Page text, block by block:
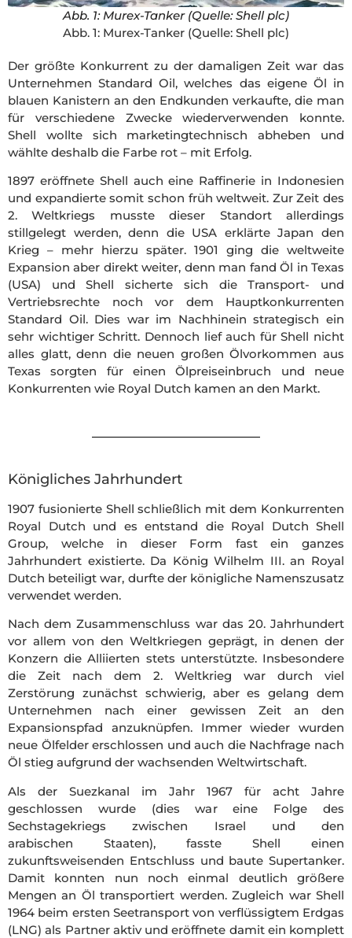
Abb. 1: Murex-Tanker (Quelle: Shell plc)
Abb. 1: Murex-Tanker (Quelle: Shell plc)
Der größte Konkurrent zu der damaligen Zeit war das
Unternehmen Standard Oil, welches das eigene Öl in
blauen Kanistern an den Endkunden verkaufte, die man
für verschiedene Zwecke wiederverwenden konnte.
Shell wollte sich marketingtechnisch abheben und
wählte deshalb die Farbe rot – mit Erfolg.
1897 eröffnete Shell auch eine Raffinerie in Indonesien
und expandierte somit schon früh weltweit. Zur Zeit des
2. Weltkriegs musste dieser Standort allerdings
stillgelegt werden, denn die USA erklärte Japan den
Krieg – mehr hierzu später. 1901 ging die weltweite
Expansion aber direkt weiter, denn man fand Öl in Texas
(USA) und Shell sicherte sich die Transport- und
Vertriebsrechte noch vor dem Hauptkonkurrenten
Standard Oil. Dies war im Nachhinein strategisch ein
sehr wichtiger Schritt. Dennoch lief auch für Shell nicht
alles glatt, denn die neuen großen Ölvorkommen aus
Texas sorgten für einen Ölpreiseinbruch und neue
Konkurrenten wie Royal Dutch kamen an den Markt.
Königliches Jahrhundert
1907 fusionierte Shell schließlich mit dem Konkurrenten
Royal Dutch und es entstand die Royal Dutch Shell
Group, welche in dieser Form fast ein ganzes
Jahrhundert existierte. Da König Wilhelm III. an Royal
Dutch beteiligt war, durfte der königliche Namenszusatz
verwendet werden.
Nach dem Zusammenschluss war das 20. Jahrhundert
vor allem von den Weltkriegen geprägt, in denen der
Konzern die Alliierten stets unterstützte. Insbesondere
die Zeit nach dem 2. Weltkrieg war durch viel
Zerstörung zunächst schwierig, aber es gelang dem
Unternehmen nach einer gewissen Zeit an den
Expansionspfad anzuknüpfen. Immer wieder wurden
neue Ölfelder erschlossen und auch die Nachfrage nach
Öl stieg aufgrund der wachsenden Weltwirtschaft.
Als der Suezkanal im Jahr 1967 für acht Jahre
geschlossen wurde (dies war eine Folge des
Sechstagekriegs zwischen Israel und den
arabischen Staaten), fasste Shell einen
zukunftsweisenden Entschluss und baute Supertanker.
Damit konnten nun noch einmal deutlich größere
Mengen an Öl transportiert werden. Zugleich war Shell
1964 beim ersten Seetransport von verflüssigtem Erdgas
(LNG) als Partner aktiv und eröffnete damit ein komplett